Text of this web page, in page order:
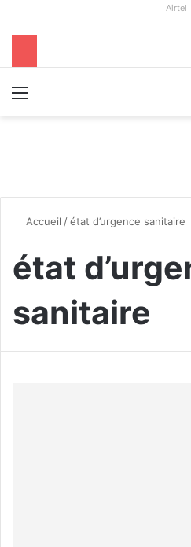
Airtel
Accueil /état d’urgence sanitaire
état
sanitaire